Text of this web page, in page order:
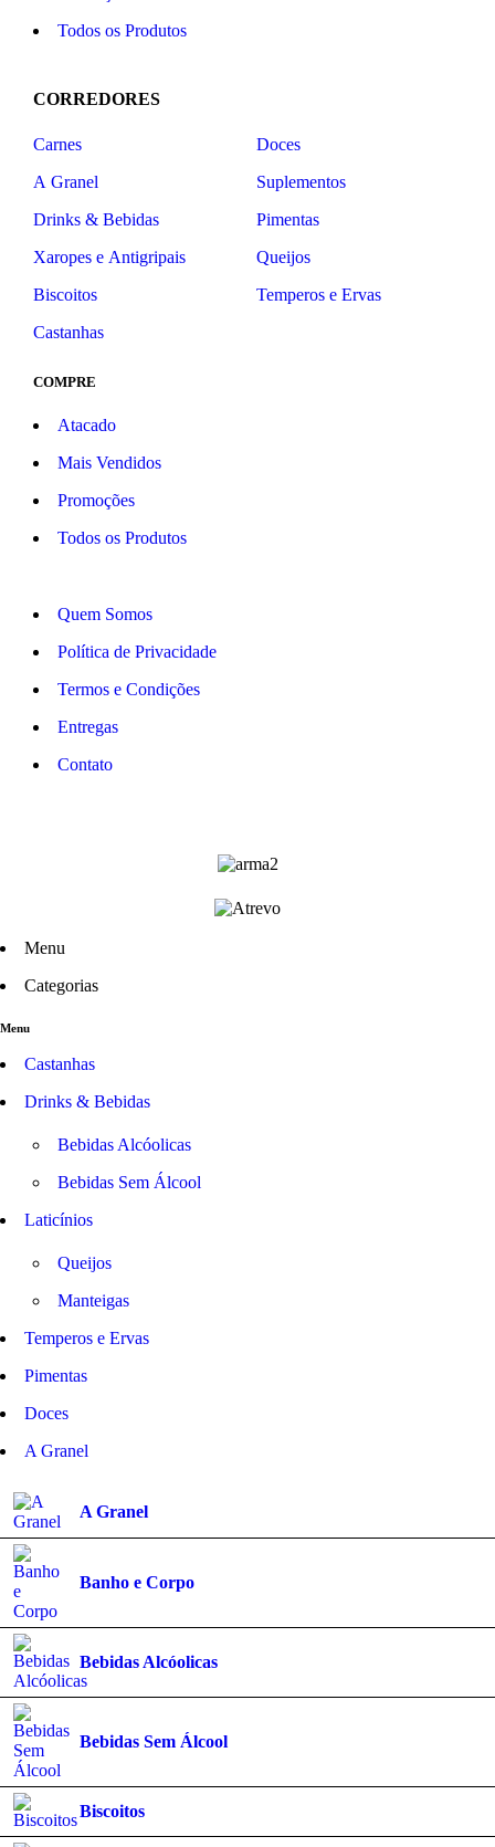
Todos os Produtos
CORREDORES
Carnes
A Granel
Drinks & Bebidas
Xaropes e Antigripais
Biscoitos
Castanhas
Doces
Suplementos
Pimentas
Queijos
Temperos e Ervas
COMPRE
Atacado
Mais Vendidos
Promoções
Todos os Produtos
Quem Somos
Política de Privacidade
Termos e Condições
Entregas
Contato
Menu
Categorias
Menu
Castanhas
Drinks & Bebidas
Bebidas Alcóolicas
Bebidas Sem Álcool
Laticínios
Queijos
Manteigas
Temperos e Ervas
Pimentas
Doces
A Granel
A Granel
Banho e Corpo
Bebidas Alcóolicas
Bebidas Sem Álcool
Biscoitos